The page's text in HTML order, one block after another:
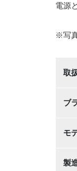
電源
※写
取
ブ
モ
製